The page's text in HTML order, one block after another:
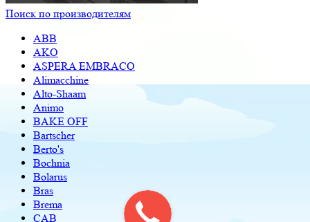
Поиск по производителям
ABB
AKO
ASPERA EMBRACO
Alimacchine
Alto-Shaam
Animo
BAKE OFF
Bartscher
Berto's
Bochnia
Bolarus
Bras
Brema
CAB